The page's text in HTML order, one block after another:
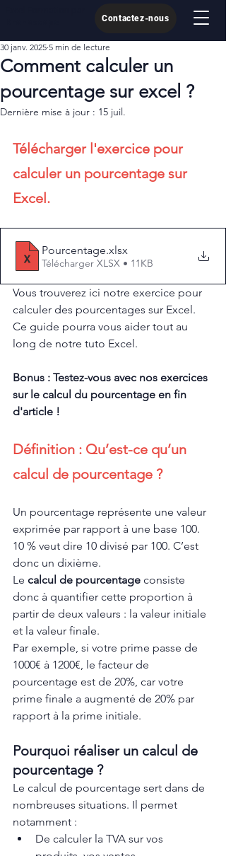
Contactez-nous
Comment calculer un
pourcentage sur excel ?
30 janv. 2025 5 min de lecture
Dernière mise à jour : 15 juil.
Télécharger l'exercice pour
calculer un pourcentage sur
Excel.
Pourcentage.xlsx
Télécharger XLSX • 11KB
Vous trouverez ici notre exercice pour
calculer des pourcentages sur Excel.
Ce guide pourra vous aider tout au
long de notre tuto Excel.
Bonus : Testez-vous avec nos exercices
sur le calcul du pourcentage en fin
d'article !
Définition : Qu’est-ce qu’un
calcul de pourcentage ?
Un pourcentage représente une valeur
exprimée par rapport à une base 100.
10 % veut dire 10 divisé par 100. C’est
donc un dixième.
Le calcul de pourcentage consiste
donc à quantifier cette proportion à
partir de deux valeurs : la valeur initiale
et la valeur finale.
Par exemple, si votre prime passe de
1000€ à 1200€, le facteur de
pourcentage est de 20%, car votre
prime finale a augmenté de 20% par
rapport à la prime initiale.
Pourquoi réaliser un calcul de
pourcentage ?
Le calcul de pourcentage sert dans de
nombreuses situations. Il permet
notamment :
De calculer la TVA sur vos